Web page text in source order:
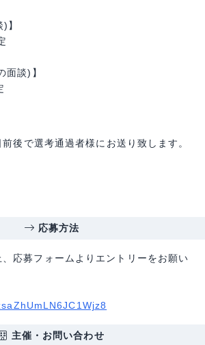
】
面談)】
後で選考通過者様にお送り致します。
応募方法
応募フォームよりエントリーをお願い
主催・お問い合わせ